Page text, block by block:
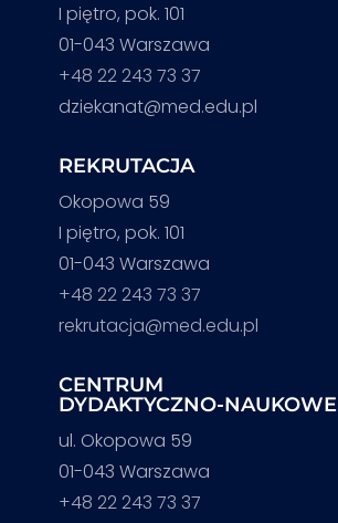
I piętro, pok. 101
01-043 Warszawa
+48 22 243 73 37
dziekanat@med.edu.pl
REKRUTACJA
Okopowa 59
I piętro, pok. 101
01-043 Warszawa
+48 22 243 73 37
rekrutacja@med.edu.pl
CENTRUM
DYDAKTYCZNO-NAUKOWE
ul. Okopowa 59
01-043 Warszawa
+48 22 243 73 37